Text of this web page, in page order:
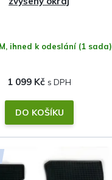
ihned k odeslání (1 sada)
1 099 Kč
DO KOŠÍKU